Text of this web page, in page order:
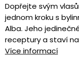
Dopřejte svým
jednom kroku s
Alba. Jeho
receptury a staví na
Více informací